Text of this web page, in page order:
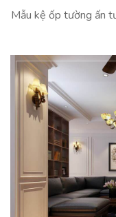
Mẫu kệ ốp tường ấn